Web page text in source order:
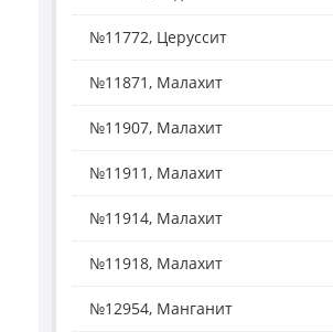
№11772, Церуссит
№11871, Малахит
№11907, Малахит
№11911, Малахит
№11914, Малахит
№11918, Малахит
№12954, Манганит